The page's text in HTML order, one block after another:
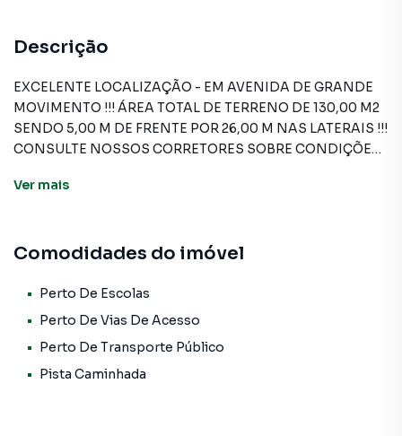
Descrição
EXCELENTE LOCALIZAÇÃO - EM AVENIDA DE GRANDE
MOVIMENTO !!! ÁREA TOTAL DE TERRENO DE 130,00 M2
SENDO 5,00 M DE FRENTE POR 26,00 M NAS LATERAIS !!!
CONSULTE NOSSOS CORRETORES SOBRE CONDIÇÕES
em Osasco. Não encontrou o que procurava ou deseja
contato com nossa equipe pelo telefone (11) 3681-9000.
casas residenciais e comerciais, sobrados, terrenos, lojas
e barracões para venda ou locação, além de
Ver mais
Comodidades do imóvel
Perto De Escolas
Perto De Vias De Acesso
Perto De Transporte Público
Pista Caminhada